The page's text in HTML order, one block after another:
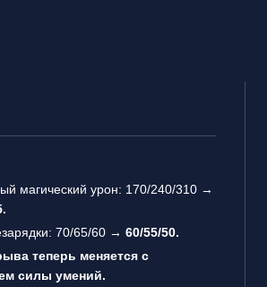
магический урон: 170/240/310 →
70/65/60 → 60/55/50.
теперь меняется с
силы умений.